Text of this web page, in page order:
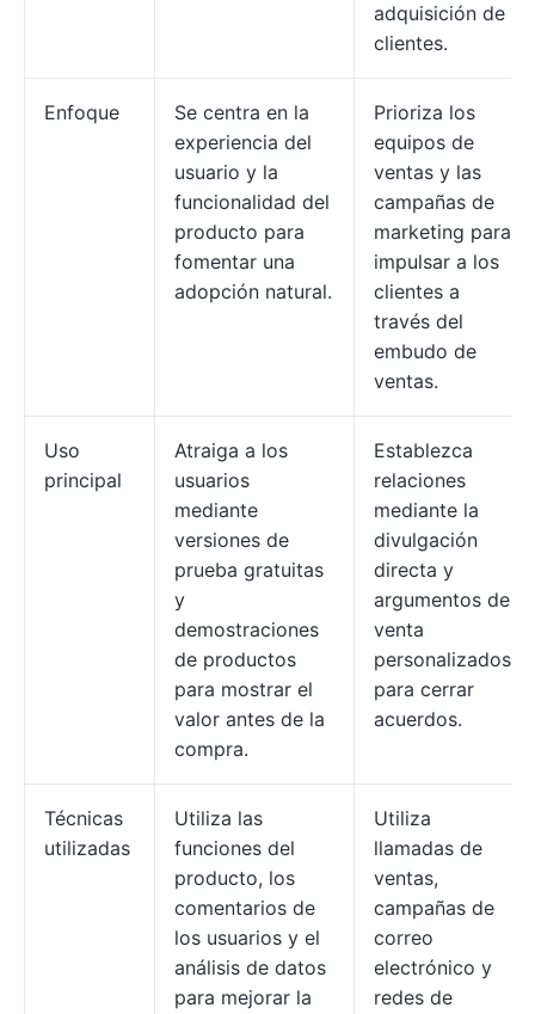
adquisición de
clientes.
Enfoque
Se centra en la
experiencia del
usuario y la
funcionalidad del
producto para
fomentar una
adopción natural.
Prioriza los
equipos de
ventas y las
campañas de
marketing para
impulsar a los
clientes a
través del
embudo de
ventas.
Uso
principal
Atraiga a los
usuarios
mediante
versiones de
prueba gratuitas
y
demostraciones
de productos
para mostrar el
valor antes de la
compra.
Establezca
relaciones
mediante la
divulgación
directa y
argumentos de
venta
personalizados
para cerrar
acuerdos.
Técnicas
utilizadas
Utiliza las
funciones del
producto, los
comentarios de
los usuarios y el
análisis de datos
para mejorar la
Utiliza
llamadas de
ventas,
campañas de
correo
electrónico y
redes de